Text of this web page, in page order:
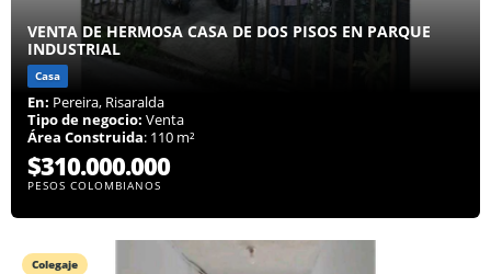
VENTA DE HERMOSA CASA DE DOS PISOS EN PARQUE
INDUSTRIAL
Casa
En: Pereira, Risaralda
Tipo de negocio: Venta
Área Construida: 110 m²
$310.000.000
PESOS COLOMBIANOS
Colegaje